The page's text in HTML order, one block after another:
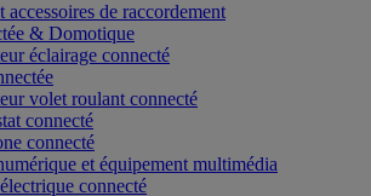
accessoires de raccordement
& Domotique
éclairage connecté
volet roulant connecté
connecté
connecté
et équipement multimédia
connecté